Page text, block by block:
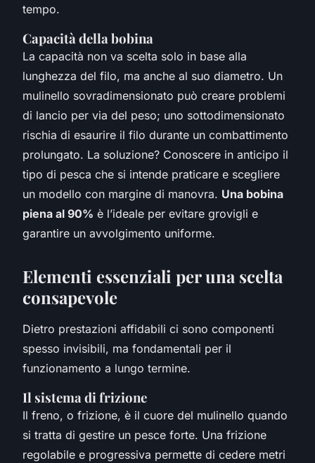
tempo.
Capacità della bobina
La capacità non va scelta solo in base alla
lunghezza del filo, ma anche al suo diametro. Un
mulinello sovradimensionato può creare problemi
di lancio per via del peso; uno sottodimensionato
rischia di esaurire il filo durante un combattimento
prolungato. La soluzione? Conoscere in anticipo il
tipo di pesca che si intende praticare e scegliere
un modello con margine di manovra. Una bobina
piena al 90% è l’ideale per evitare grovigli e
garantire un avvolgimento uniforme.
Elementi essenziali per una scelta
consapevole
Dietro prestazioni affidabili ci sono componenti
spesso invisibili, ma fondamentali per il
funzionamento a lungo termine.
Il sistema di frizione
Il freno, o frizione, è il cuore del mulinello quando
si tratta di gestire un pesce forte. Una frizione
regolabile e progressiva permette di cedere metri